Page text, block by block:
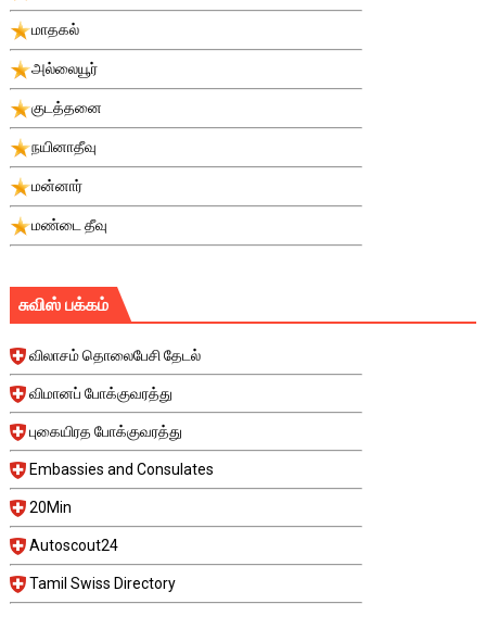
மாதகல்
அல்லையூர்
குடத்தனை
நயினாதீவு
மன்னார்
மண்டை தீவு
சுவிஸ் பக்கம்
விலாசம் தொலைபேசி தேடல்
விமானப் போக்குவரத்து
புகையிரத போக்குவரத்து
Embassies and Consulates
20Min
Autoscout24
Tamil Swiss Directory